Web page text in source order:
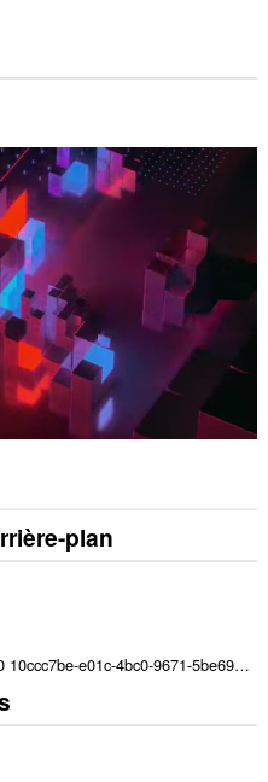
plan
Copyright 2020 10ccc7be-e01c-4bc0-9671-5be69576ecc4